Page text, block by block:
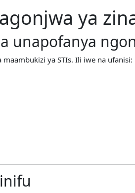
ya
unapofanya
ya STIs. Ili iwe na ufanisi: